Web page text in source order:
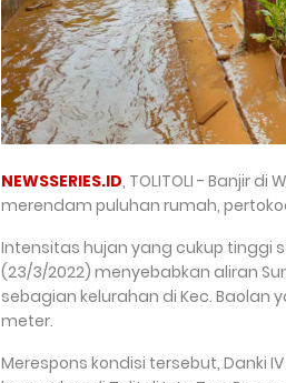
NEWSSERIES.ID, TOLITOLI - Banjir
merendam puluhan rumah,
Intensitas hujan yang cukup tinggi
(23/3/2022) menyebabkan aliran
sebagian kelurahan di Kec. Baolan
meter.
Merespons kondisi tersebut, Danki